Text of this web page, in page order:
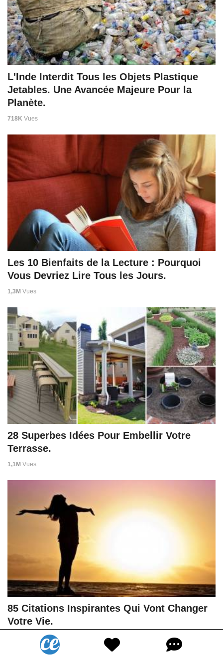
L'Inde Interdit Tous les Objets Plastique
Jetables. Une Avancée Majeure Pour la
Planète.
718K Vues
Les 10 Bienfaits de la Lecture : Pourquoi
Vous Devriez Lire Tous les Jours.
1,3M Vues
28 Superbes Idées Pour Embellir Votre
Terrasse.
1,1M Vues
85 Citations Inspirantes Qui Vont Changer
Votre Vie.